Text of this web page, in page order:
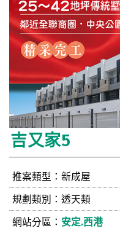
吉又家5
推案類型：新成屋
規劃類別：透天類
網站分區： 安定.西港